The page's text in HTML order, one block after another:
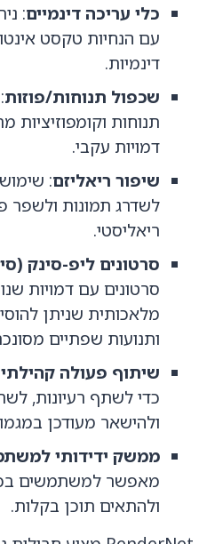
כלי עריכה דינמיים:
עם הנחיות טקסט
דינמיות.
שכפול תנוחות/פוזות
תנוחות וקומפוזיציות
דמויות עקבי.
שיפור ריאליזם
לשדרג תמונות ולשפר
ריאליסטי.
סרטונים ליפ-סינק
סרטונים עם דמויות
מלאכותית שניתן
ותנועות שפתיים
שיתוף פעולה קהילתי
כדי לשתף רעיונות,
ולהישאר מעודכן
ממשק ידידותי
מאפשר למשתמשים
ולהתאים תוכן בקלות.